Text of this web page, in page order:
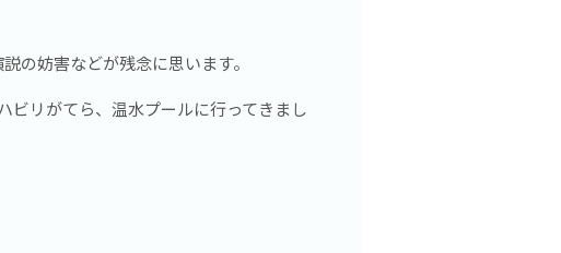
の妨害などが残念に思います。
ビリがてら、温水プールに行ってきまし